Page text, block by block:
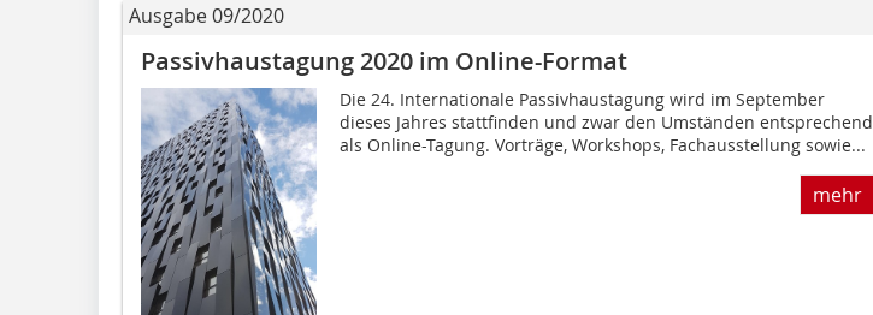
Ausgabe 09/2020
Passivhaustagung 2020 im Online-Format
Die 24. Internationale Passivhaustagung wird im September
dieses Jahres stattfinden und zwar den Umständen entsprechend
als Online-Tagung. Vorträge, Workshops, Fachausstellung sowie...
mehr